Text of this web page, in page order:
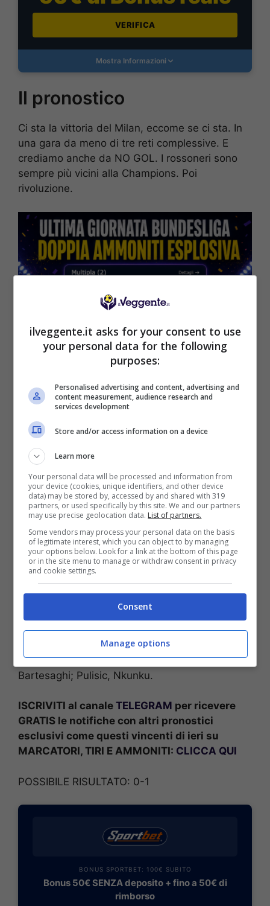
VERIFICA
Mostra Informazioni
Il pronostico
Ci sta la vittoria del Milan, eccome se ci sta. In
una gara da meno di tre reti complessive. E
crediamo anche da NO GOL. I rossoneri sono
sempre più vicini alla Champions. Poi
rivoluzione.
ISCRIVITI al canale
GRATIS le notifiche con altri pronostici
esclusivi vincenti come questi di ieri su
MARCATORI, TIRI E AMMONITI:CLICCA QUI
Le probabili formazioni di
Genoa-Milan
Martin; Colombo, Vitinha.
Maignan; Tomori, Gabbia,
Pavlovic; Athekame, Fofana, Ricci, Rabiot,
Bartesaghi; Pulisic, Nkunku.
ISCRIVITI al canale TELEGRAM per ricevere
GRATIS le notifiche con altri pronostici
esclusivi come questi vincenti di ieri su
MARCATORI, TIRI E AMMONITI: CLICCA QUI
POSSIBILE RISULTATO: 0-1
BONUS SPORTBET: 100€ SUBITO
Bonus 50€ SENZA deposito + fino a 50€ di
rimborso
ilveggente.it asks for your consent to use
your personal data for the following
purposes:
Personalised advertising and content, advertising and
content measurement, audience research and
services development
Store and/or access information on a device
Learn more
Your personal data will be processed and information from
your device (cookies, unique identifiers, and other device
data) may be stored by, accessed by and shared with 319
partners, or used specifically by this site. We and our partners
may use precise geolocation data. List of partners.
Some vendors may process your personal data on the basis
of legitimate interest, which you can object to by managing
your options below. Look for a link at the bottom of this page
or in the site menu to manage or withdraw consent in privacy
and cookie settings.
Consent
Manage options